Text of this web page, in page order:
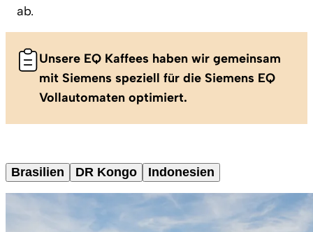
ab.
Unsere EQ Kaffees haben wir gemeinsam
mit Siemens speziell für die Siemens EQ
Vollautomaten optimiert.
Brasilien DR Kongo Indonesien